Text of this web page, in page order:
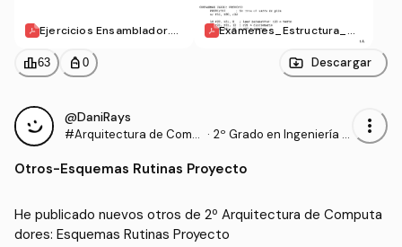
Ejercicios Ensamblador.p
Examenes_Estructura_Co
leaderboard63 personal_bag 0 Descargar
@DaniRays
#Arquitectura de Comp · 2º Grado en Ingeniería In
more_vert
Otros-Esquemas Rutinas Proyecto
He publicado nuevos otros de 2º Arquitectura de Computa
dores: Esquemas Rutinas Proyecto